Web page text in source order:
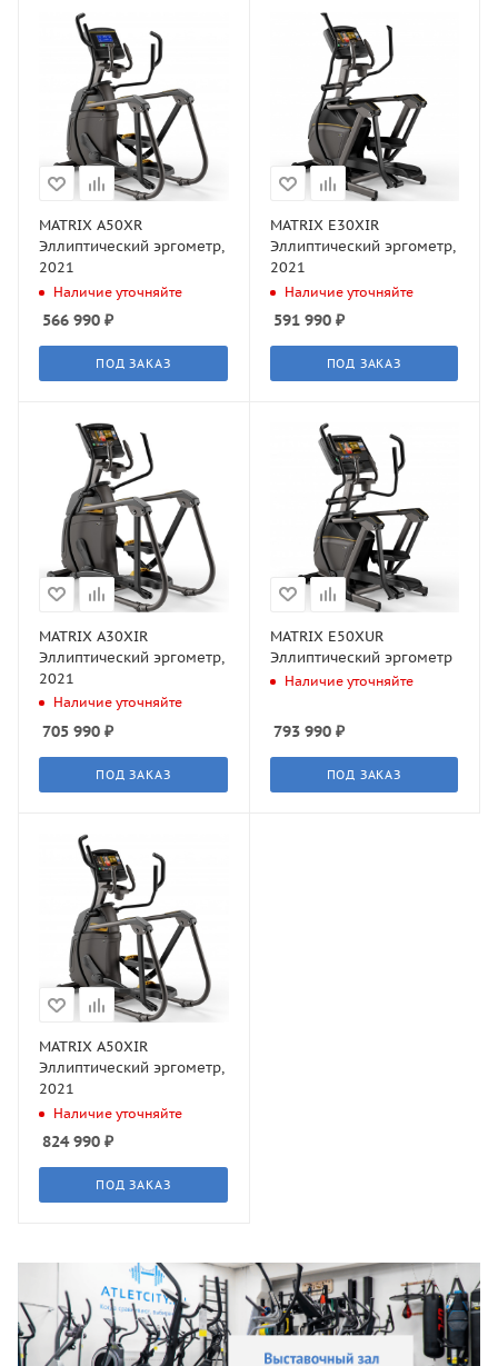
MATRIX A50XR
Эллиптический эргометр,
2021
Наличие уточняйте
566 990 ₽
ПОД ЗАКАЗ
MATRIX E30XIR
Эллиптический эргометр,
2021
Наличие уточняйте
591 990₽
ПОД ЗАКАЗ
MATRIX A30XIR
Эллиптический эргометр,
2021
Наличие уточняйте
705 990 ₽
ПОД ЗАКАЗ
MATRIX E50XUR
Эллиптический эргометр
Наличие уточняйте
793 990₽
ПОД ЗАКАЗ
MATRIX A50XIR
Эллиптический эргометр,
2021
Наличие уточняйте
824 990 ₽
ПОД ЗАКАЗ